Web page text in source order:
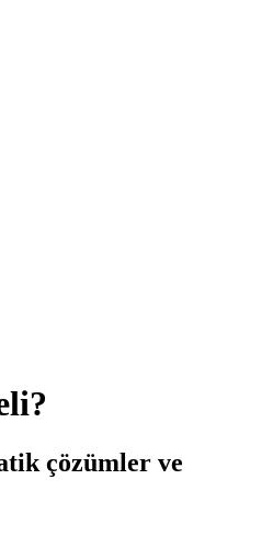
çözümler ve